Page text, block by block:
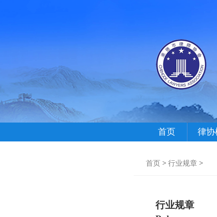
首页 律协
首页 > 行业规章 >
行业规章